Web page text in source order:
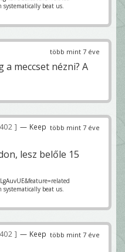
beat us.
több mint 7 éve
meccset nézni? A
több mint 7 éve
— Keep
lesz belőle 15
beat us.
több mint 7 éve
— Keep